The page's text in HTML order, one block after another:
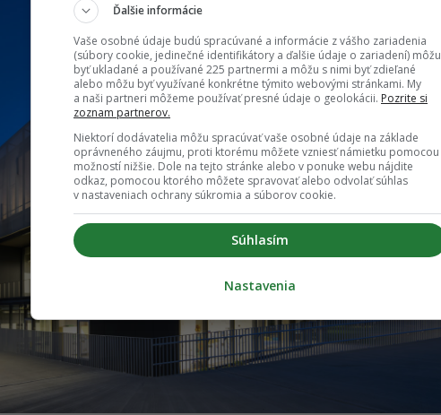
Ďalšie informácie
Vaše osobné údaje budú spracúvané a informácie z vášho zariadenia
(súbory cookie, jedinečné identifikátory a ďalšie údaje o zariadení) môžu
byť ukladané a používané 225 partnermi a môžu s nimi byť zdieľané
alebo môžu byť využívané konkrétne týmito webovými stránkami. My
a naši partneri môžeme používať presné údaje o geolokácii. Pozrite si
zoznam partnerov.
Niektorí dodávatelia môžu spracúvať vaše osobné údaje na základe
oprávneného záujmu, proti ktorému môžete vzniesť námietku pomocou
možností nižšie. Dole na tejto stránke alebo v ponuke webu nájdite
odkaz, pomocou ktorého môžete spravovať alebo odvolať súhlas
v nastaveniach ochrany súkromia a súborov cookie.
Súhlasím
Nastavenia